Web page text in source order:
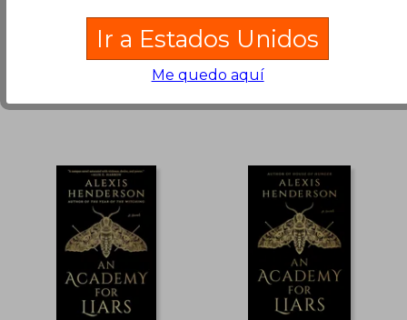
$ 32.97
$ 18.13
45%
dcto.
Independently Published,
Tapa Blanda, Nuevo
Penguin Young Readers
Group, 2026, Tapa Dura,
Nuevo
Ir a Estados Unidos
Me quedo aquí